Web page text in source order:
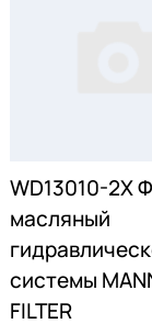
WD13010-2X
масляный
системы
FILTER